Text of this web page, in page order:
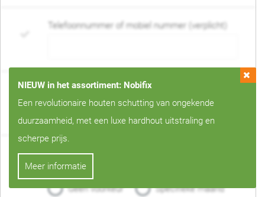
Telefoonnummer of mobiel nummer (verplicht)
E-mail adres (verplicht)
(verplicht)
Geen voorkeur
Specifieke maand
NIEUW in het assortiment: Nobifix
Een revolutionaire houten schutting van ongekende
duurzaamheid, met een luxe hardhout uitstraling en
scherpe prijs.
Meer informatie